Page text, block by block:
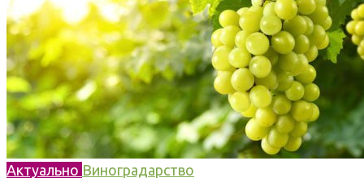
Актуально Виноградарство